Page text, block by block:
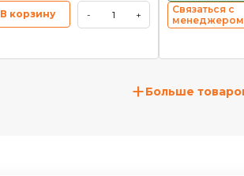
В корзину - +
Связаться с
менеджером
+Больше